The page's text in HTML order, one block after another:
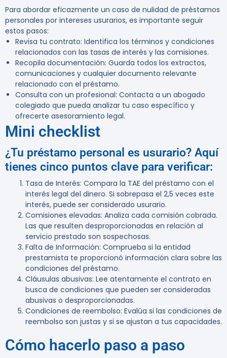
Para abordar eficazmente un caso de nulidad de préstamos
personales por intereses usurarios, es importante seguir
estos pasos:
Revisa tu contrato: Identifica los términos y condiciones
relacionados con las tasas de interés y las comisiones.
Recopila documentación: Guarda todos los extractos,
comunicaciones y cualquier documento relevante
relacionado con el préstamo.
Consulta con un profesional: Contacta a un abogado
colegiado que pueda analizar tu caso específico y
ofrecerte asesoramiento legal.
Mini checklist
¿Tu préstamo personal es usurario? Aquí
tienes cinco puntos clave para verificar:
Tasa de Interés: Compara la TAE del préstamo con el
interés legal del dinero. Si sobrepasa el 2,5 veces este
interés, puede ser considerado usurario.
Comisiones elevadas: Analiza cada comisión cobrada.
Las que resulten desproporcionadas en relación al
servicio prestado son sospechosas.
Falta de Información: Comprueba si la entidad
prestamista te proporcionó información clara sobre las
condiciones del préstamo.
Cláusulas abusivas: Lee atentamente el contrato en
busca de condiciones que pueden ser consideradas
abusivas o desproporcionadas.
Condiciones de reembolso: Evalúa si las condiciones de
reembolso son justas y si se ajustan a tus capacidades.
Cómo hacerlo paso a paso